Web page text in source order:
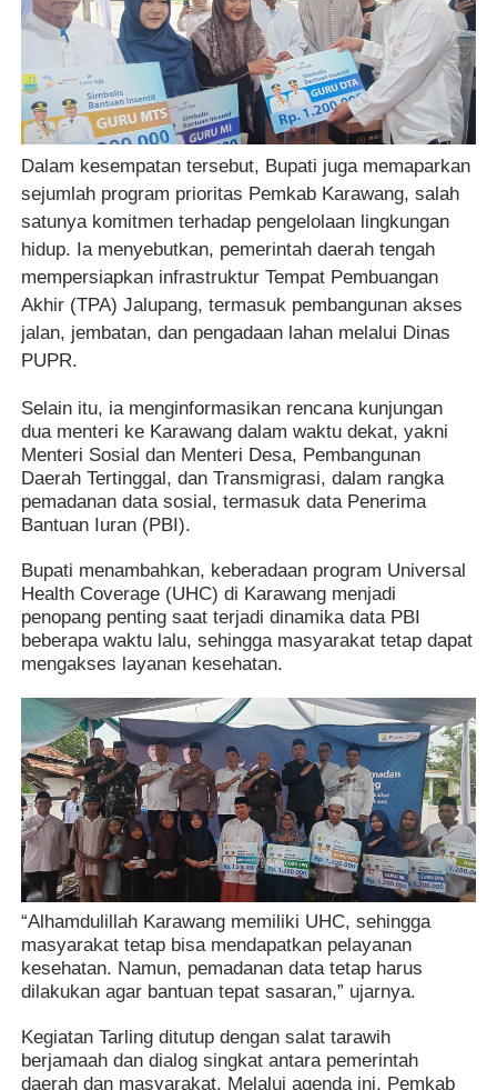
Dalam kesempatan tersebut, Bupati juga memaparkan
sejumlah program prioritas Pemkab Karawang, salah
satunya komitmen terhadap pengelolaan lingkungan
hidup. Ia menyebutkan, pemerintah daerah tengah
mempersiapkan infrastruktur Tempat Pembuangan
Akhir (TPA) Jalupang, termasuk pembangunan akses
jalan, jembatan, dan pengadaan lahan melalui Dinas
PUPR.
Selain itu, ia menginformasikan rencana kunjungan
dua menteri ke Karawang dalam waktu dekat, yakni
Menteri Sosial dan Menteri Desa, Pembangunan
Daerah Tertinggal, dan Transmigrasi, dalam rangka
pemadanan data sosial, termasuk data Penerima
Bantuan Iuran (PBI).
Bupati menambahkan, keberadaan program Universal
Health Coverage (UHC) di Karawang menjadi
penopang penting saat terjadi dinamika data PBI
beberapa waktu lalu, sehingga masyarakat tetap dapat
mengakses layanan kesehatan.
“Alhamdulillah Karawang memiliki UHC, sehingga
masyarakat tetap bisa mendapatkan pelayanan
kesehatan. Namun, pemadanan data tetap harus
dilakukan agar bantuan tepat sasaran,” ujarnya.
Kegiatan Tarling ditutup dengan salat tarawih
berjamaah dan dialog singkat antara pemerintah
daerah dan masyarakat. Melalui agenda ini, Pemkab